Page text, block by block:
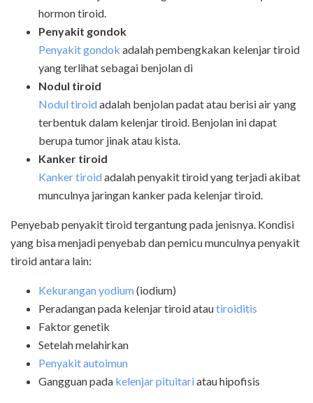
hormon tiroid.
Penyakit gondok
Penyakit gondok adalah pembengkakan kelenjar tiroid
yang terlihat sebagai benjolan di
Nodul tiroid
Nodul tiroidadalah benjolan padat atau berisi air yang
terbentuk dalam kelenjar tiroid. Benjolan ini dapat
berupa tumor jinak atau kista.
Kanker tiroid
Kanker tiroidadalah penyakit tiroid yang terjadi akibat
munculnya jaringan kanker pada kelenjar tiroid.
Penyebab penyakit tiroid tergantung pada jenisnya. Kondisi
yang bisa menjadi penyebab dan pemicu munculnya penyakit
tiroid antara lain:
Kekurangan yodium(iodium)
Peradangan pada kelenjar tiroid atautiroiditis
Faktor genetik
Setelah melahirkan
Penyakit autoimun
Gangguan pada kelenjar pituitariatau hipofisis